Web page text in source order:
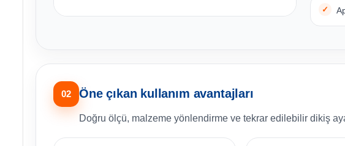
02 Öne çıkan kullanım avantajları
Doğru ölçü, malzeme yönlendirme ve tekrar edilebilir dikiş